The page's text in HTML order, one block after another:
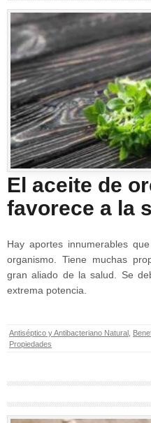
El aceite de
favorece a la
Hay aportes innumerables
organismo. Tiene muchas
gran aliado de la salud. Se
extrema potencia.
Antiséptico y Antibacteriano Natural
Propiedades